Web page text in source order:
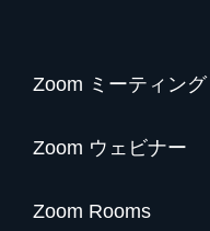
Zoom ミーティング
Zoom ウェビナー
Zoom Rooms